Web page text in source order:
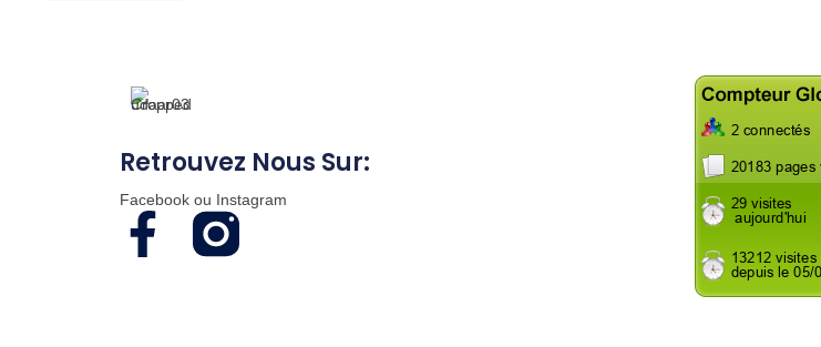
Retrouvez Nous Sur:
Facebook ou Instagram